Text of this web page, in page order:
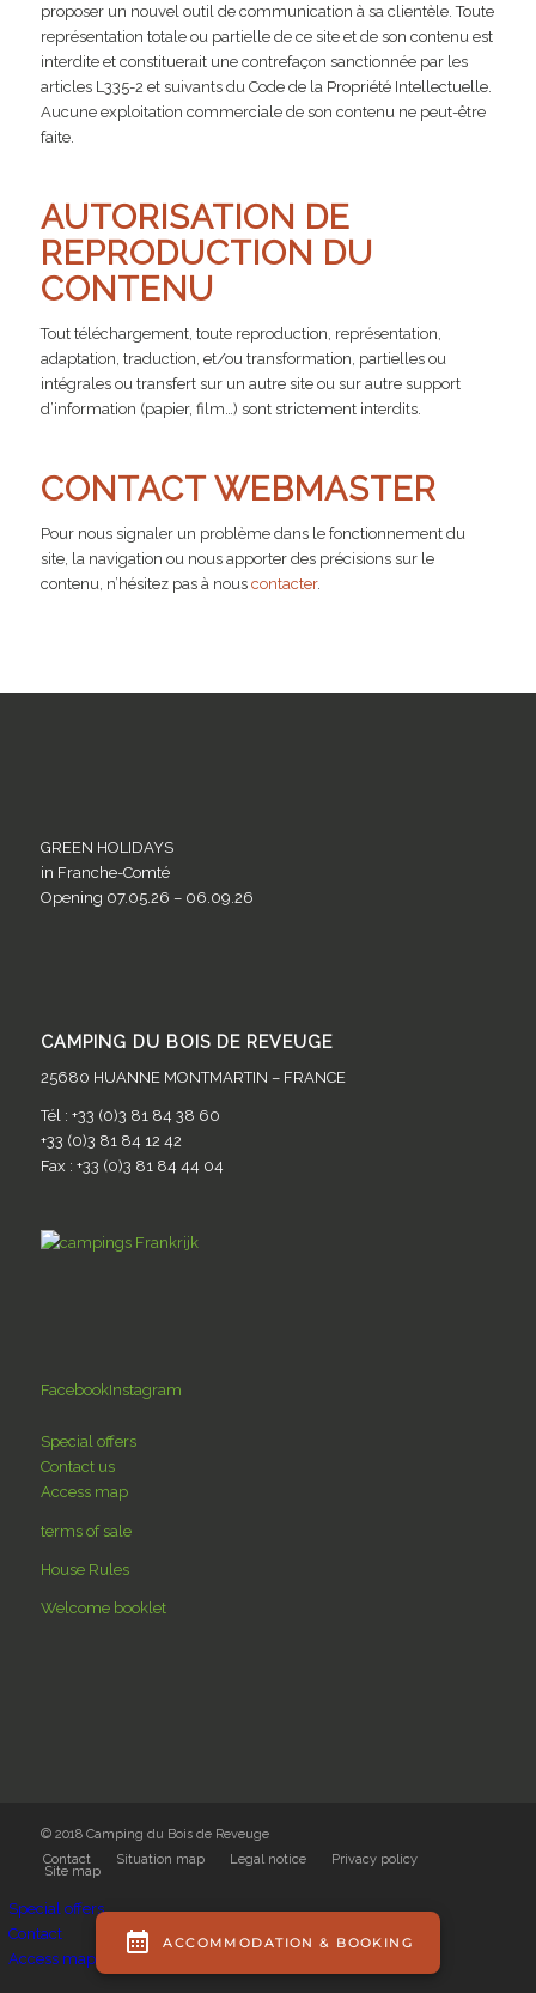
proposer un nouvel outil de communication à sa clientèle. Toute
représentation totale ou partielle de ce site et de son contenu est
interdite et constituerait une contrefaçon sanctionnée par les
articles L335-2 et suivants du Code de la Propriété Intellectuelle.
Aucune exploitation commerciale de son contenu ne peut-être
faite.
AUTORISATION DE
REPRODUCTION DU
CONTENU
Tout téléchargement, toute reproduction, représentation,
adaptation, traduction, et/ou transformation, partielles ou
intégrales ou transfert sur un autre site ou sur autre support
d’information (papier, film…) sont strictement interdits.
CONTACT WEBMASTER
Pour nous signaler un problème dans le fonctionnement du
site, la navigation ou nous apporter des précisions sur le
contenu, n’hésitez pas à nous contacter.
GREEN HOLIDAYS
in Franche-Comté
Opening 07.05.26 – 06.09.26
CAMPING DU BOIS DE REVEUGE
25680 HUANNE MONTMARTIN – FRANCE
Tél : +33 (0)3 81 84 38 60
+33 (0)3 81 84 12 42
Fax : +33 (0)3 81 84 44 04
FacebookInstagram
Special offers
Contact us
Access map
terms of sale
House Rules
Welcome booklet
© 2018 Camping du Bois de Reveuge
Contact
Situation map Legal notice Privacy policy
Site map
Special offers
Contact
Access map